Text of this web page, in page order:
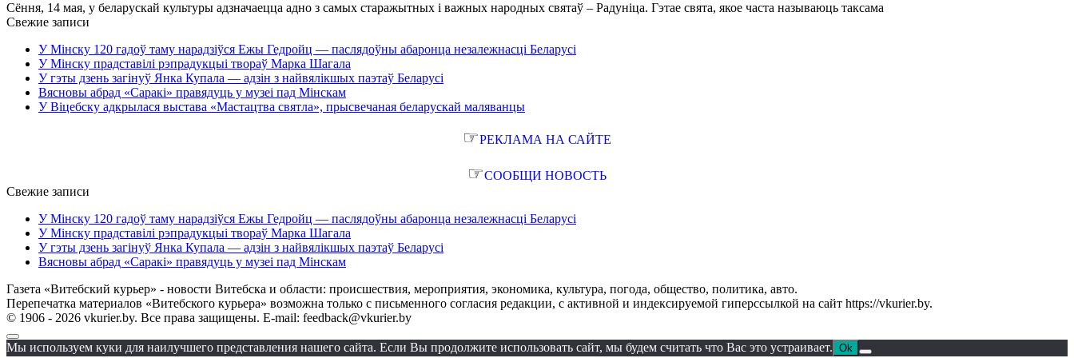
Сёння, 14 мая, у беларускай культуры адзначаецца адно з самых старажытных і важных народных святаў – Радуніца. Гэтае свята, якое часта называюць таксама
Свежие записи
У Мінску 120 гадоў таму нарадзіўся Ежы Гедройц — паслядоўны абаронца незалежнасці Беларусі
У Мінску прадставілі рэпрадукцыі твораў Марка Шагала
У гэты дзень загінуў Янка Купала — адзін з найвялікшых паэтаў Беларусі
Вясновы абрад «Саракі» правядуць у музеі пад Мінскам
У Віцебску адкрылася выстава «Мастацтва святла», прысвечаная беларускай маляванцы
☞РЕКЛАМА НА САЙТЕ
☞СООБЩИ НОВОСТЬ
Свежие записи
У Мінску 120 гадоў таму нарадзіўся Ежы Гедройц — паслядоўны абаронца незалежнасці Беларусі
У Мінску прадставілі рэпрадукцыі твораў Марка Шагала
У гэты дзень загінуў Янка Купала — адзін з найвялікшых паэтаў Беларусі
Вясновы абрад «Саракі» правядуць у музеі пад Мінскам
Газета «Витебский курьер» - новости Витебска и области: происшествия, мероприятия, экономика, культура, погода, общество, политика, авто.
Перепечатка материалов «Витебского курьера» возможна только с письменного согласия редакции, с активной и индексируемой гиперссылкой на сайт https://vkurier.by.
© 1906 - 2026 vkurier.by. Все права защищены. E-mail: feedback@vkurier.by
Мы используем куки для наилучшего представления нашего сайта. Если Вы продолжите использовать сайт, мы будем считать что Вас это устраивает. Ok